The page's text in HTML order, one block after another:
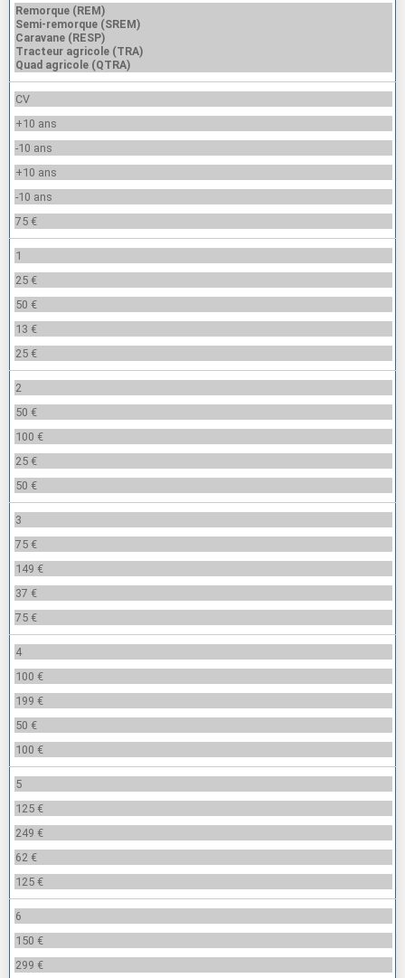
Remorque (REM)
Semi-remorque (SREM)
Caravane (RESP)
Tracteur agricole (TRA)
Quad agricole (QTRA)
CV
+10 ans
-10 ans
+10 ans
-10 ans
75 €
1
25 €
50 €
13 €
25 €
2
50 €
100 €
25 €
50 €
3
75 €
149 €
37 €
75 €
4
100 €
199 €
50 €
100 €
5
125 €
249 €
62 €
125 €
6
150 €
299 €